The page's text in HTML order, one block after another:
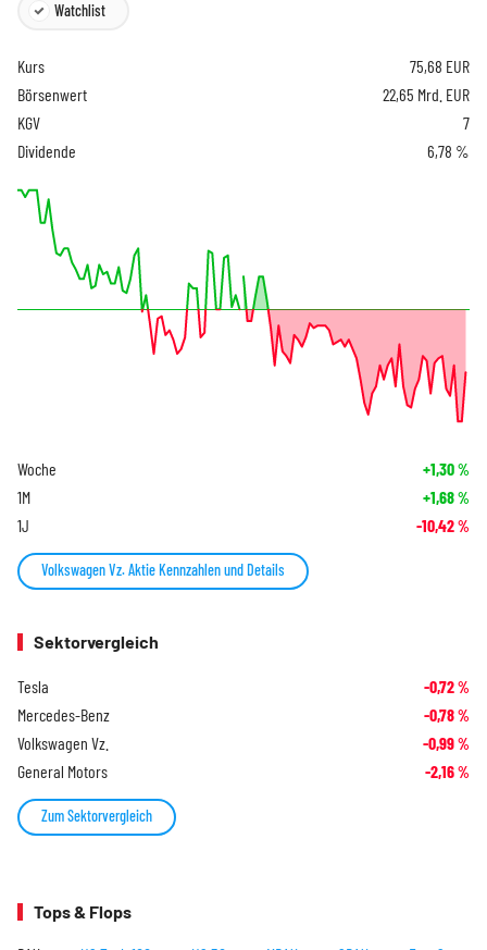
Watchlist
Kurs 75,68 EUR
Börsenwert
22,65 Mrd. EUR
KGV
7
Dividende
6,78 %
Woche +1,30%
1M +1,68%
1J -10,42%
Volkswagen Vz. Aktie Kennzahlen und Details
Sektorvergleich
Tesla -0,72%
Mercedes-Benz -0,78%
Volkswagen Vz. -0,99%
General Motors -2,16%
Zum Sektorvergleich
Tops & Flops